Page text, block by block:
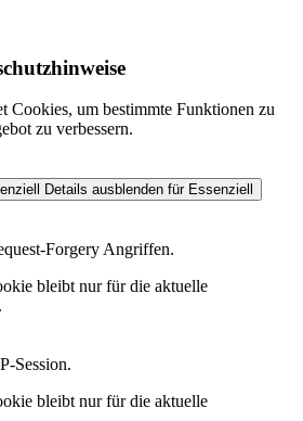
Cookies, um bestimmte Funktionen zu
zu verbessern.
Details ausblenden für Essenziell
Forgery Angriffen.
bleibt nur für die aktuelle
Session.
bleibt nur für die aktuelle